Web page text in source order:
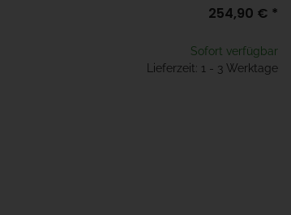
254,90 € *
Sofort verfügbar
Lieferzeit: 1 - 3 Werktage